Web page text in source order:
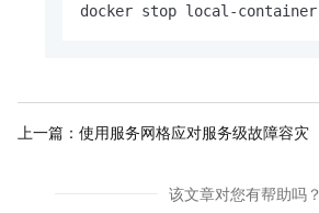
docker stop local-container
上一篇： 使用服务网格应对服务级故障容灾
该文章对您有帮助吗？